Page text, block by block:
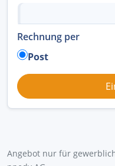
Rechnung per
Post
Angebot nur für